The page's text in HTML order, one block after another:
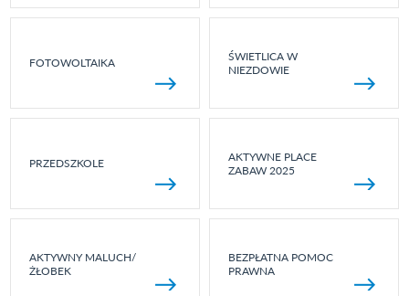
FOTOWOLTAIKA
ŚWIETLICA W
NIEZDOWIE
PRZEDSZKOLE
AKTYWNE PLACE
ZABAW 2025
AKTYWNY MALUCH/
ŻŁOBEK
BEZPŁATNA POMOC
PRAWNA